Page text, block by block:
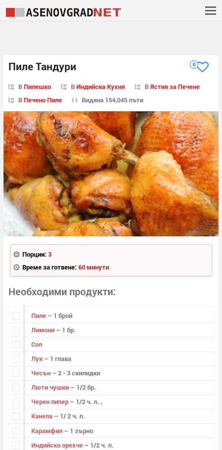
Пиле Тандури 0
ВПилешко ВИндийска Кухня ВЯстия за Печене
ВПечено Пиле Видяна 154,045 пъти
Порции: 3
Време за готвене: 60 минути
Необходими продукти
Пиле – 1 брой
Лимони – 1 бр.
Сол
Лук – 1 глава
Чесън – 2 - 3 скилидки
Люти чушки – 1/2 бр.
Черен пипер – 1/2 ч. л. ,
Канела – 1/ 2 ч. л.
Карамфил – 1 зърно
Индийско орехче – 1/2 ч. л.